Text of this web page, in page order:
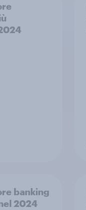
banking
2024